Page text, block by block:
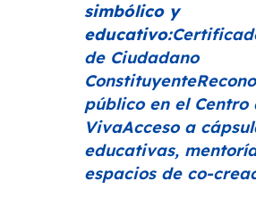
simbólico y
educativo:
de Ciudadano
público en el Centro
VivaAcceso a
educativas,
espacios de co-